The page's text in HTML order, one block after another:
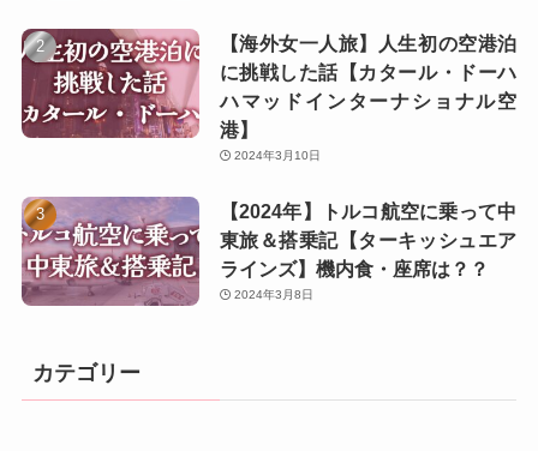
【海外女一人旅】人生初の空港泊
に挑戦した話【カタール・ドーハ
ハマッドインターナショナル空
港】
2024年3月10日
【2024年】トルコ航空に乗って中
東旅＆搭乗記【ターキッシュエア
ラインズ】機内食・座席は？？
2024年3月8日
カテゴリー